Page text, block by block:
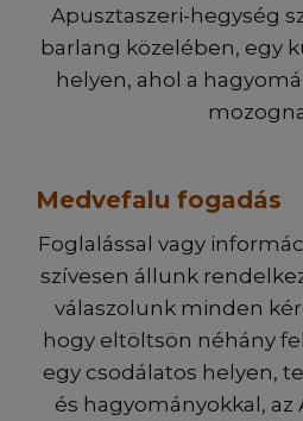
Apusztaszeri-hegység
barlang közelében, egy
helyen, ahol a
Medvefalu fogadás
Foglalással vagy
szívesen állunk
válaszolunk minden
hogy eltöltsön néhány
egy csodálatos helyen,
és hagyományokkal, az